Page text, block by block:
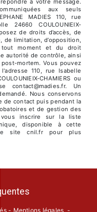
à votre message.
aux seuls
MADIES 110, rue
24660 COULOUNIEIX-
de droits d’accès, de
de limitation, d’opposition,
moment et du droit
autorité de contrôle, ainsi
mortem. Vous pouvez
110, rue Isabelle
CHAMIERS ou
contact@madies.fr. Un
Nous conservons
de contact puis pendant la
et de gestion des
inscrire sur la liste
disponible à cette
site cnil.fr pour plus
- Mentions légales -